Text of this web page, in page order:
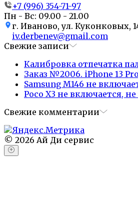
+7 (996) 354-71-97
Пн - Вс: 09.00 - 21.00
г. Иваново, ул. Куконковых,
iv.derbenev@gmail.com
Свежие записи
Калибровка отпечатка
Заказ №2006. iPhone 13
Samsung M146 не
Poco X3 не включается,
Свежие комментарии
© 2026 Ай Ди сервис